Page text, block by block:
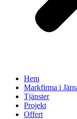
Hem
Markfirma i
Tjänster
Projekt
Offert